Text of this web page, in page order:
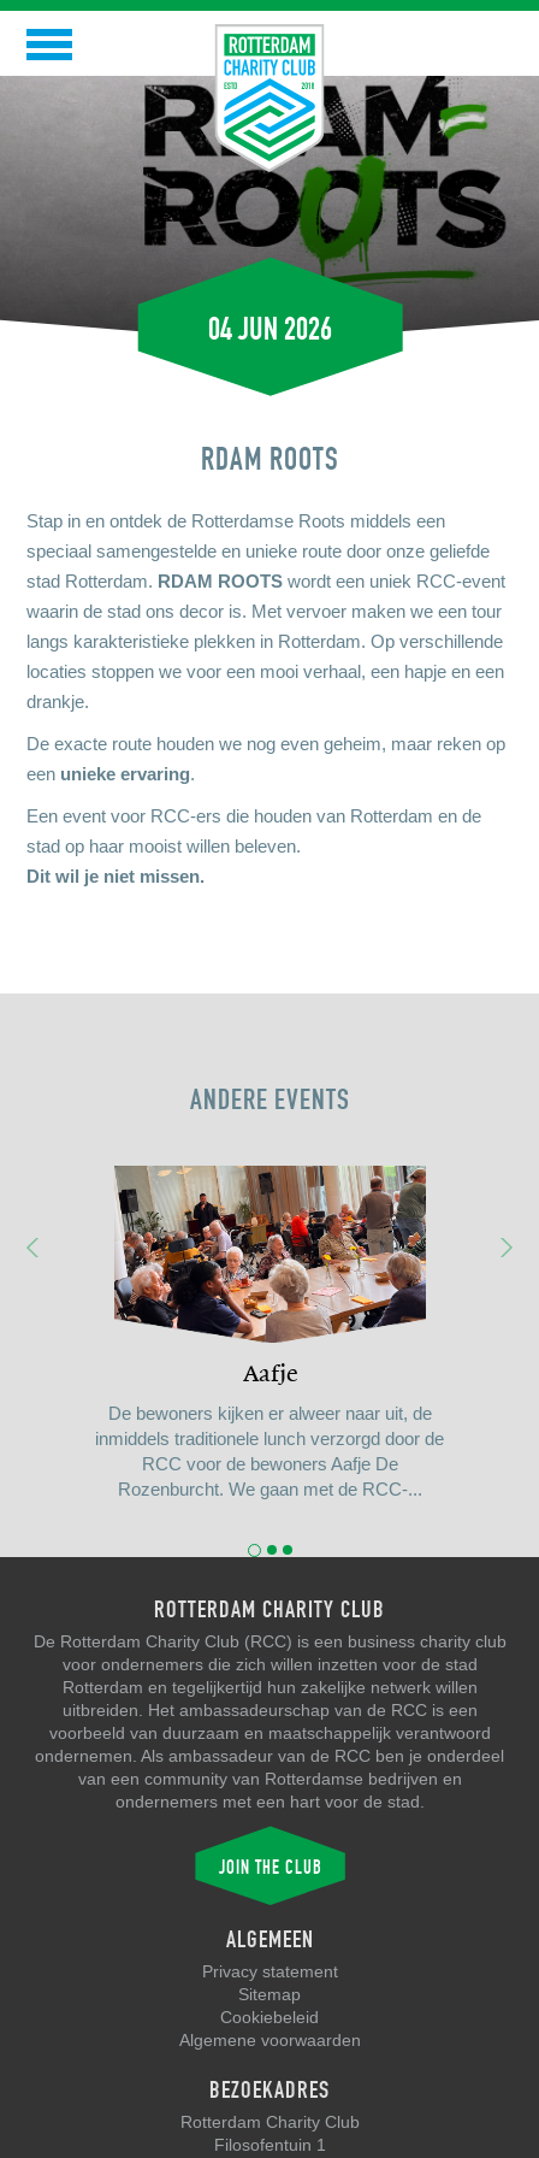
Skip
to
RCC
GOEDE DOELEN
RCC-ERS
EVENTS
NIEUWS
CONTACT
04 JUN 2026
RDAM ROOTS
Stap in en ontdek de Rotterdamse Roots middels een
speciaal samengestelde en unieke route door onze geliefde
stad Rotterdam. RDAM ROOTS wordt een uniek RCC-event
waarin de stad ons decor is. Met vervoer maken we een tour
langs karakteristieke plekken in Rotterdam. Op verschillende
locaties stoppen we voor een mooi verhaal, een hapje en een
drankje.
De exacte route houden we nog even geheim, maar reken op
een unieke ervaring.
Een event voor RCC-ers die houden van Rotterdam en de
stad op haar mooist willen beleven.
Dit wil je niet missen.
ANDERE EVENTS
Aafje
De bewoners kijken er alweer naar uit, de
inmiddels traditionele lunch verzorgd door de
RCC voor de bewoners Aafje De
Rozenburcht. We gaan met de RCC-...
Kijkje in de keuken
Eindejaarsevent
ROTTERDAM CHARITY CLUB
De Rotterdam Charity Club (RCC) is een business charity club
voor ondernemers die zich willen inzetten voor de stad
Rotterdam en tegelijkertijd hun zakelijke netwerk willen
uitbreiden. Het ambassadeurschap van de RCC is een
voorbeeld van duurzaam en maatschappelijk verantwoord
ondernemen. Als ambassadeur van de RCC ben je onderdeel
van een community van Rotterdamse bedrijven en
ondernemers met een hart voor de stad.
JOIN THE CLUB
ALGEMEEN
Privacy statement
Sitemap
Cookiebeleid
Algemene voorwaarden
BEZOEKADRES
Rotterdam Charity Club
Filosofentuin 1